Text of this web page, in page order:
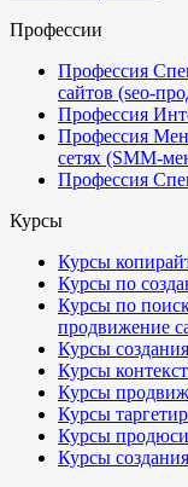
Профессии
Профессия
сайтов (seo-
Профессия
Профессия
сетях (SMM-
Профессия
Курсы
Курсы
Курсы по
Курсы по
продвижение
Курсы
Курсы
Курсы
Курсы
Курсы
Курсы